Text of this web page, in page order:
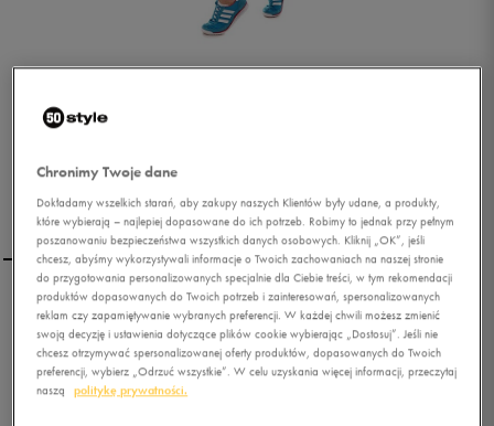
O'NEILL SZORTY ORIG
MAMBO
0
Chronimy Twoje dane
Dokładamy wszelkich starań, aby zakupy naszych Klientów były udane, a produkty,
które wybierają – najlepiej dopasowane do ich potrzeb. Robimy to jednak przy pełnym
poszanowaniu bezpieczeństwa wszystkich danych osobowych. Kliknij „OK”, jeśli
chcesz, abyśmy wykorzystywali informacje o Twoich zachowaniach na naszej stronie
do przygotowania personalizowanych specjalnie dla Ciebie treści, w tym rekomendacji
produktów dopasowanych do Twoich potrzeb i zainteresowań, spersonalizowanych
reklam czy zapamiętywanie wybranych preferencji. W każdej chwili możesz zmienić
swoją decyzję i ustawienia dotyczące plików cookie wybierając „Dostosuj”. Jeśli nie
chcesz otrzymywać spersonalizowanej oferty produktów, dopasowanych do Twoich
preferencji, wybierz „Odrzuć wszystkie”. W celu uzyskania więcej informacji, przeczytaj
naszą
politykę prywatności.